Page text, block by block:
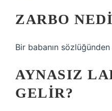
ZARBO
Bir babanın
AYNASIZ
GELIR?